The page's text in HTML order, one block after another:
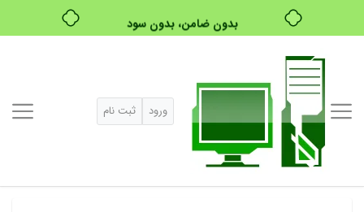
بدون ضامن، بدون سود
ورود ثبت نام